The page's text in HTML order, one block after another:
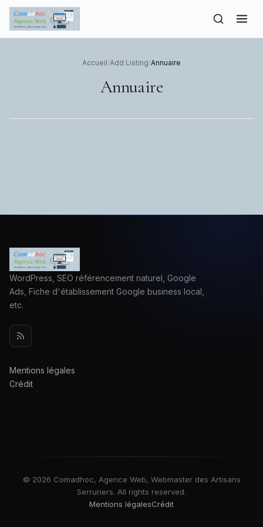
content
Accueil/Add Listing/Annuaire
Annuaire
WordPress, SEO référencement naturel, Google
Ads, Fiche d'établissement Google business local,
etc.
Mentions légales
Crédit
© 2026 Comadhoc, Agence Web, Webmaster des Artisans
Serruriers. All rights reserved.
Mentions légalesCrédit